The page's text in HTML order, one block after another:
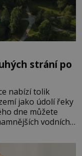
strání po
nabízí tolik
jako údolí řeky
dne můžete
vodních
památek ve